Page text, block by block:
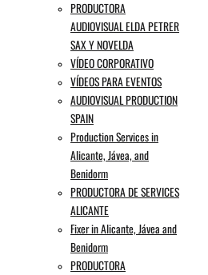
PRODUCTORA
AUDIOVISUAL ELDA PETRER
SAX Y NOVELDA
VÍDEO CORPORATIVO
VÍDEOS PARA EVENTOS
AUDIOVISUAL PRODUCTION
SPAIN
Production Services in
Alicante, Jávea, and
Benidorm
PRODUCTORA DE SERVICES
ALICANTE
Fixer in Alicante, Jávea and
Benidorm
PRODUCTORA